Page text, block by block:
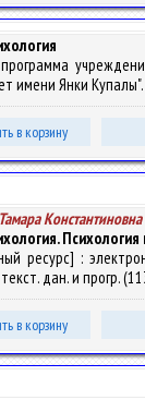
имени Янки
в корзину
Константиновна
Психология
ресурс] :
дан. и прогр.
в корзину